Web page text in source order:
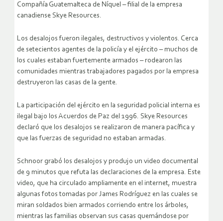
Compañía Guatemalteca de Níquel – filial de la empresa
canadiense Skye Resources.
Los desalojos fueron ilegales, destructivos y violentos. Cerca
de setecientos agentes de la policía y el ejército – muchos de
los cuales estaban fuertemente armados – rodearon las
comunidades mientras trabajadores pagados por la empresa
destruyeron las casas de la gente.
La participación del ejército en la seguridad policial interna es
ilegal bajo los Acuerdos de Paz del 1996. Skye Resources
declaró que los desalojos se realizaron de manera pacífica y
que las fuerzas de seguridad no estaban armadas.
Schnoor grabó los desalojos y produjo un video documental
de 9 minutos que refuta las declaraciones de la empresa. Este
video, que ha circulado ampliamente en el internet, muestra
algunas fotos tomadas por James Rodríguez en las cuales se
miran soldados bien armados corriendo entre los árboles,
mientras las familias observan sus casas quemándose por